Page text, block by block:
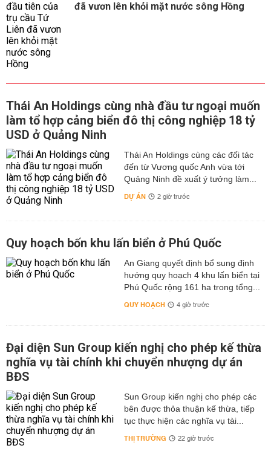
đã vươn lên khỏi mặt nước sông Hồng
Thái An Holdings cùng nhà đầu tư ngoại muốn
làm tổ hợp cảng biển đô thị công nghiệp 18 tỷ
USD ở Quảng Ninh
Thái An Holdings cùng các đối tác
đến từ Vương quốc Anh vừa tới
Quảng Ninh đề xuất ý tưởng làm...
DỰ ÁN 2 giờ trước
Quy hoạch bốn khu lấn biển ở Phú Quốc
An Giang quyết định bổ sung định
hướng quy hoạch 4 khu lấn biển tại
Phú Quốc rộng 161 ha trong tổng...
QUY HOẠCH 4 giờ trước
Đại diện Sun Group kiến nghị cho phép kế thừa
nghĩa vụ tài chính khi chuyển nhượng dự án
BĐS
Sun Group kiến nghị cho phép các
bên được thỏa thuận kế thừa, tiếp
tục thực hiện các nghĩa vụ tài...
THỊ TRƯỜNG 22 giờ trước